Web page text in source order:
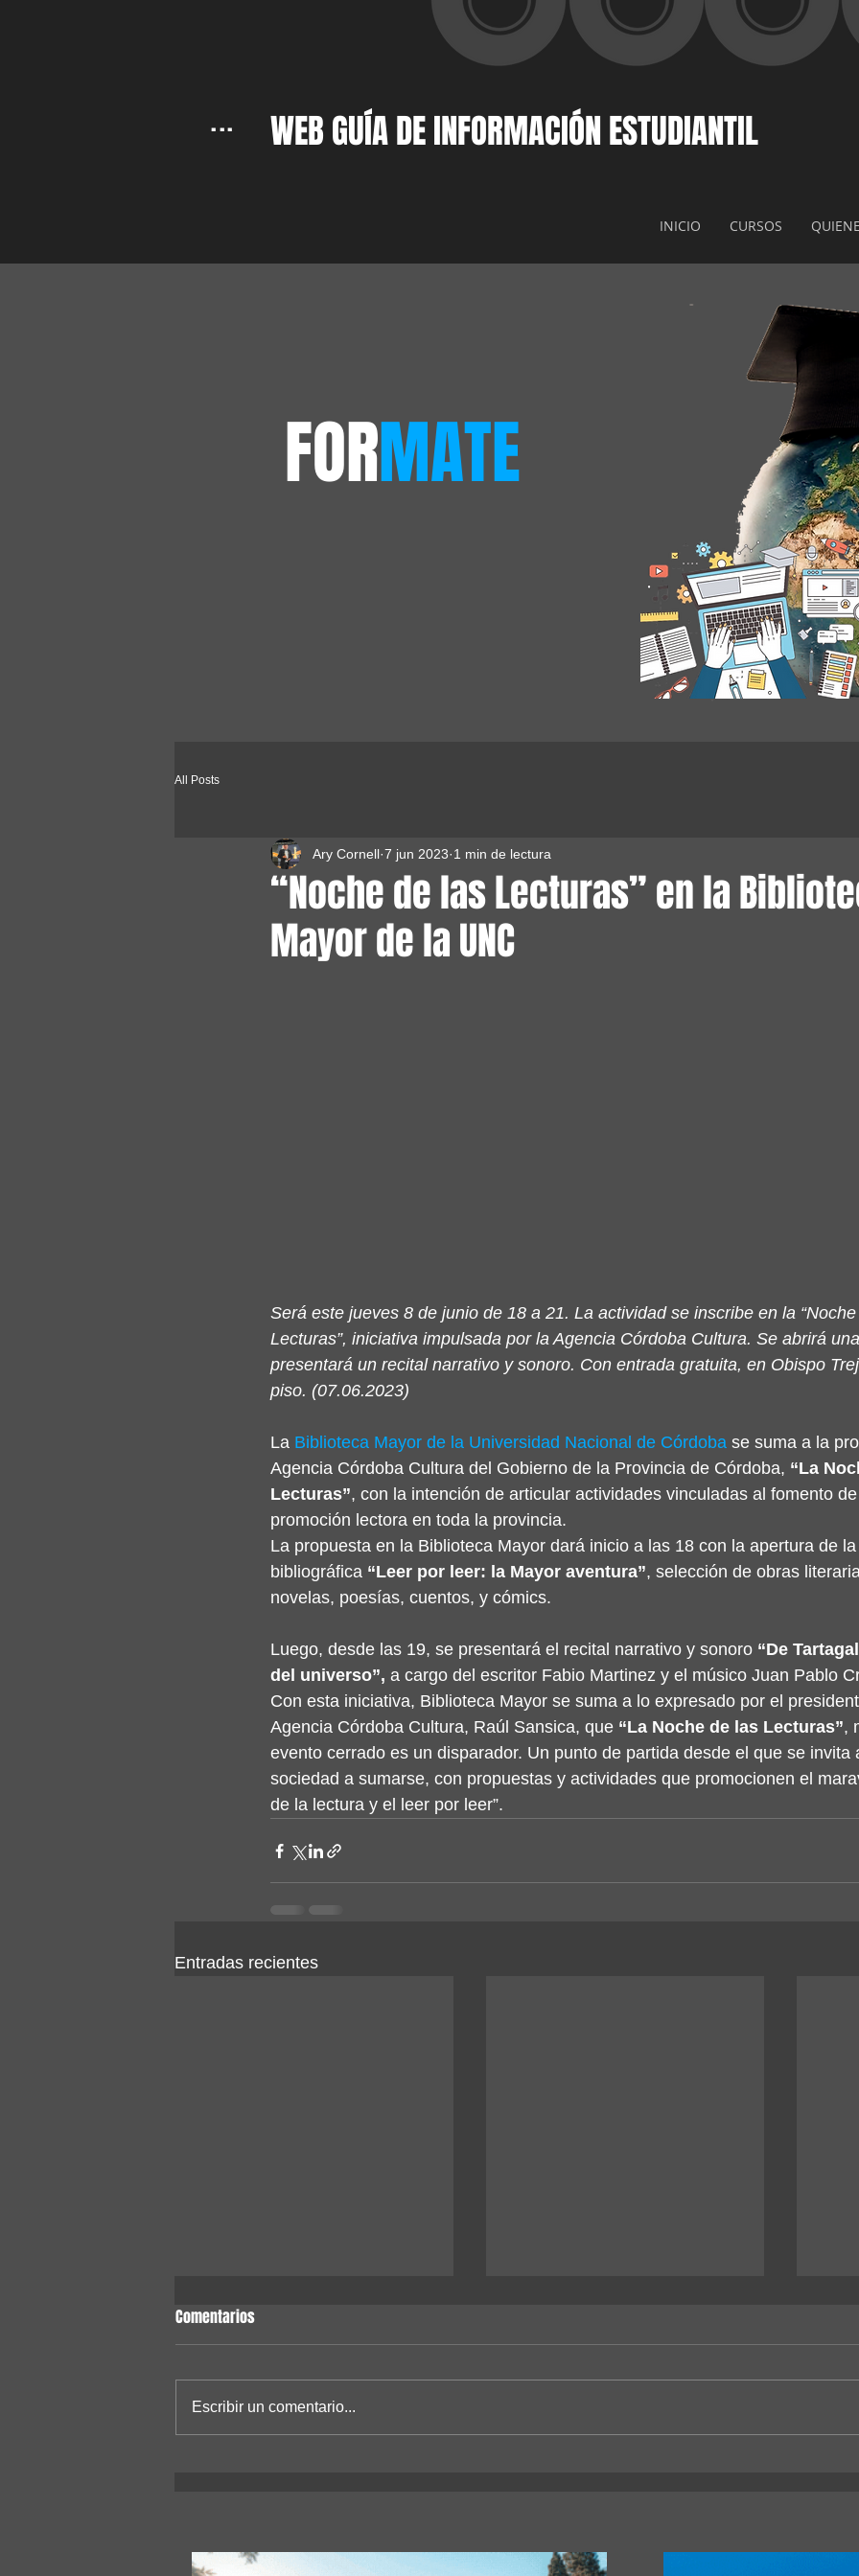
... WEB GUÍA DE INFORMACIÓN ESTUDIANTIL
INICIO CURSOS
FORMATE
All Posts
“Noche de las Lecturas” en la
Mayor de la UNC
Ary Cornell 7 jun 2023 1 min de lectura
Será este jueves 8 de junio de 18 a 21. La actividad se inscribe en la
Lecturas”, iniciativa impulsada por la Agencia Córdoba Cultura. Se abrirá
presentará un recital narrativo y sonoro. Con entrada gratuita, en Obispo
piso. (07.06.2023)
La Biblioteca Mayor de la Universidad Nacional de Córdoba se suma a la
Agencia Córdoba Cultura del Gobierno de la Provincia de Córdoba, “La
Lecturas”, con la intención de articular actividades vinculadas al fomento
promoción lectora en toda la provincia.
La propuesta en la Biblioteca Mayor dará inicio a las 18 con la apertura de
bibliográfica “Leer por leer: la Mayor aventura”, selección de obras
novelas, poesías, cuentos, y cómics.
Luego, desde las 19, se presentará el recital narrativo y sonoro “De
del universo”, a cargo del escritor Fabio Martinez y el músico Juan Pablo
Con esta iniciativa, Biblioteca Mayor se suma a lo expresado por el
Agencia Córdoba Cultura, Raúl Sansica, que “La Noche de las Lecturas”,
evento cerrado es un disparador. Un punto de partida desde el que se
sociedad a sumarse, con propuestas y actividades que promocionen el
de la lectura y el leer por leer”.
Entradas recientes
Comentarios
Escribir un comentario...